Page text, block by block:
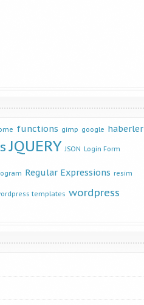
functions gimp google haberler
JQUERY JSON Login Form
Regular Expressions resim
templates wordpress